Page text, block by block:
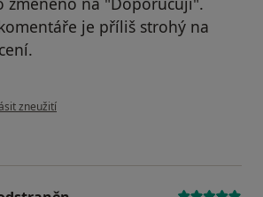
je příliš strohý na
názoru uživatele Vlasta J.
zneužití